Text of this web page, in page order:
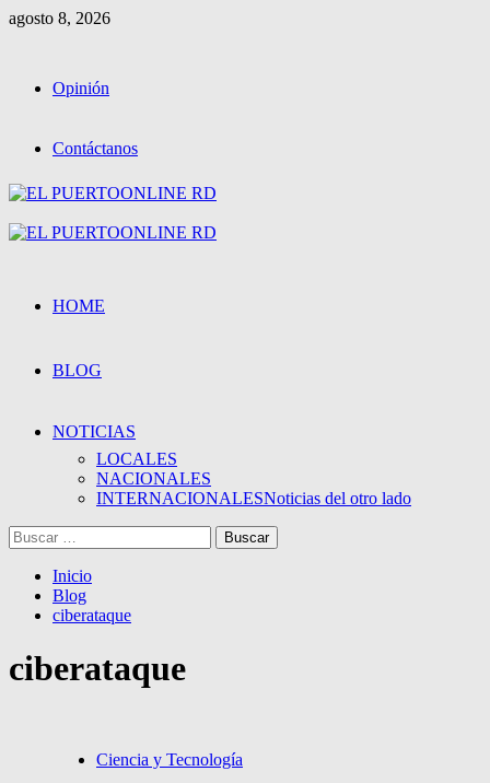
Saltar
agosto 8, 2026
Opinión
Contáctanos
Menú
HOME
BLOG
NOTICIAS
LOCALES
NACIONALES
INTERNACIONALESNoticias del otro lado
Buscar:
Inicio
Blog
ciberataque
ciberataque
Ciencia y Tecnología